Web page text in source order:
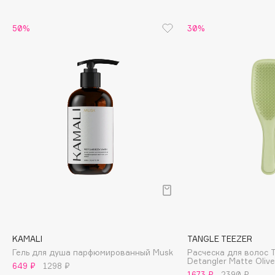
Carolina Herrera
Clive Christian
Club De Nuit
50%
KAMALI
Гель для душа парфюмированный Musk
649 ₽
1298 ₽
30%
TANGLE TEEZER
Расческа для волос
Detangler Matte